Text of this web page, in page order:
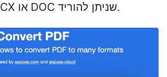
יהפוך מיד לקובץ DOCX או DOC שניתן להוריד.